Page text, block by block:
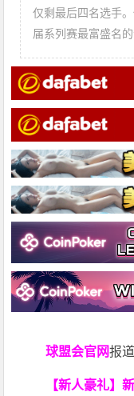
仅剩最后四名选手
届系列赛最富盛名
球盟会官网报道
【新人豪礼】